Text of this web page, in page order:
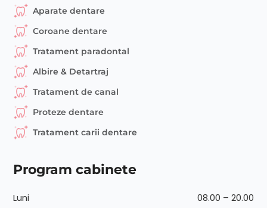
Aparate dentare
Coroane dentare
Tratament paradontal
Albire & Detartraj
Tratament de canal
Proteze dentare
Tratament carii dentare
Program cabinete
Luni 08.00 – 20.00